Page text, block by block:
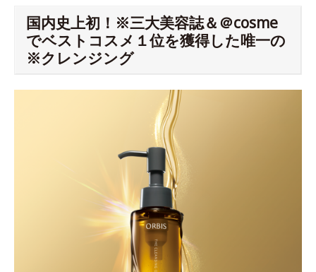
国内史上初！※三大美容誌＆＠cosme
でベストコスメ１位を獲得した唯一の
※クレンジング